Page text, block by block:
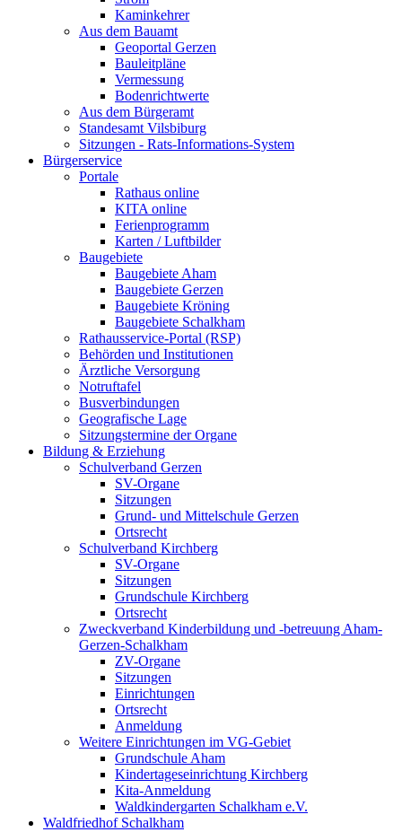
Kaminkehrer
Aus dem Bauamt
Geoportal Gerzen
Bauleitpläne
Vermessung
Bodenrichtwerte
Aus dem Bürgeramt
Standesamt Vilsbiburg
Sitzungen - Rats-Informations-System
Bürgerservice
Portale
Rathaus online
KITA online
Ferienprogramm
Karten / Luftbilder
Baugebiete
Baugebiete Aham
Baugebiete Gerzen
Baugebiete Kröning
Baugebiete Schalkham
Rathausservice-Portal (RSP)
Behörden und Institutionen
Ärztliche Versorgung
Notruftafel
Busverbindungen
Geografische Lage
Sitzungstermine der Organe
Bildung & Erziehung
Schulverband Gerzen
SV-Organe
Sitzungen
Grund- und Mittelschule Gerzen
Ortsrecht
Schulverband Kirchberg
SV-Organe
Sitzungen
Grundschule Kirchberg
Ortsrecht
Zweckverband Kinderbildung und -betreuung Aham-
Gerzen-Schalkham
ZV-Organe
Sitzungen
Einrichtungen
Ortsrecht
Anmeldung
Weitere Einrichtungen im VG-Gebiet
Grundschule Aham
Kindertageseinrichtung Kirchberg
Kita-Anmeldung
Waldkindergarten Schalkham e.V.
Waldfriedhof Schalkham